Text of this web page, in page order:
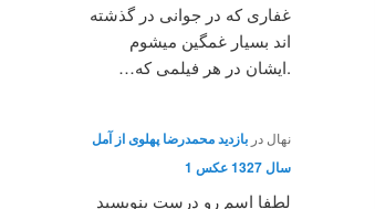
غفاری که در جوانی در گذشته
اند بسیار غمگین میشوم
.ایشان در هر فیلمی که…
نهال در بازدید محمدرضا پهلوی از آمل
سال 1327 عکس 1
لطفا اسم رو درست بنویسید